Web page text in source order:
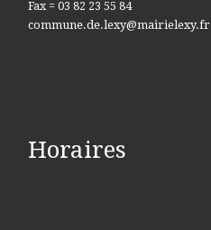
Fax = 03 82 23 55 84
commune.de.lexy@mairielexy.fr
Horaires